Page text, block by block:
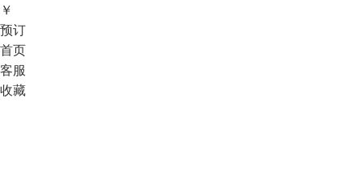
￥
预订
首页
客服
收藏